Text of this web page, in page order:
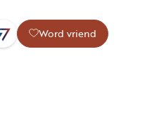
Word vriend